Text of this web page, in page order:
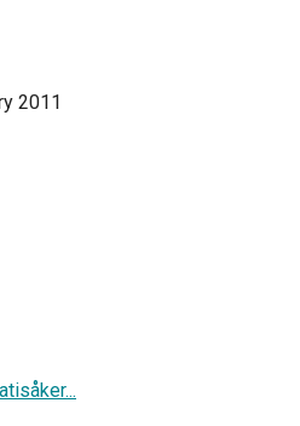
2011